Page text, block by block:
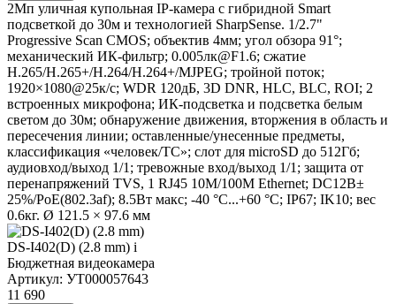
2Мп уличная купольная IP-камера с гибридной Smart
подсветкой до 30м и технологией SharpSense. 1/2.7"
Progressive Scan CMOS; объектив 4мм; угол обзора 91°;
механический ИК-фильтр; 0.005лк@F1.6; сжатие
H.265/H.265+/H.264/H.264+/MJPEG; тройной поток;
1920×1080@25к/с; WDR 120дБ, 3D DNR, HLC, BLC, ROI; 2
встроенных микрофона; ИК-подсветка и подсветка белым
светом до 30м; обнаружение движения, вторжения в область и
пересечения линии; оставленные/унесенные предметы,
классификация «человек/ТС»; слот для microSD до 512Гб;
аудиовход/выход 1/1; тревожные вход/выход 1/1; защита от
перенапряжений TVS, 1 RJ45 10M/100M Ethernet; DC12В±
25%/PoE(802.3af); 8.5Вт макс; -40 °C...+60 °C; IP67; IK10; вес
0.6кг. Ø 121.5 × 97.6 мм
DS-I402(D) (2.8 mm) i
Бюджетная видеокамера
Артикул: УТ000057643
11 690